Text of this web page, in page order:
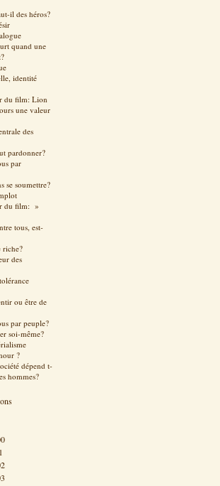
il des héros?
quand une
identité
du film: Lion
une valeur
des
pardonner?
par
se soumettre?
du film: »
tous, est-
riche?
des
ou être de
par peuple?
soi-même?
?
dépend t-
hommes?